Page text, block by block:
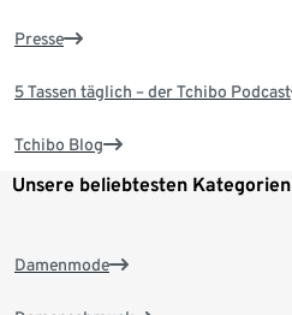
Presse
5 Tassen täglich – der Tchibo Podcast
Tchibo Blog
Unsere beliebtesten Kategorien
Damenmode